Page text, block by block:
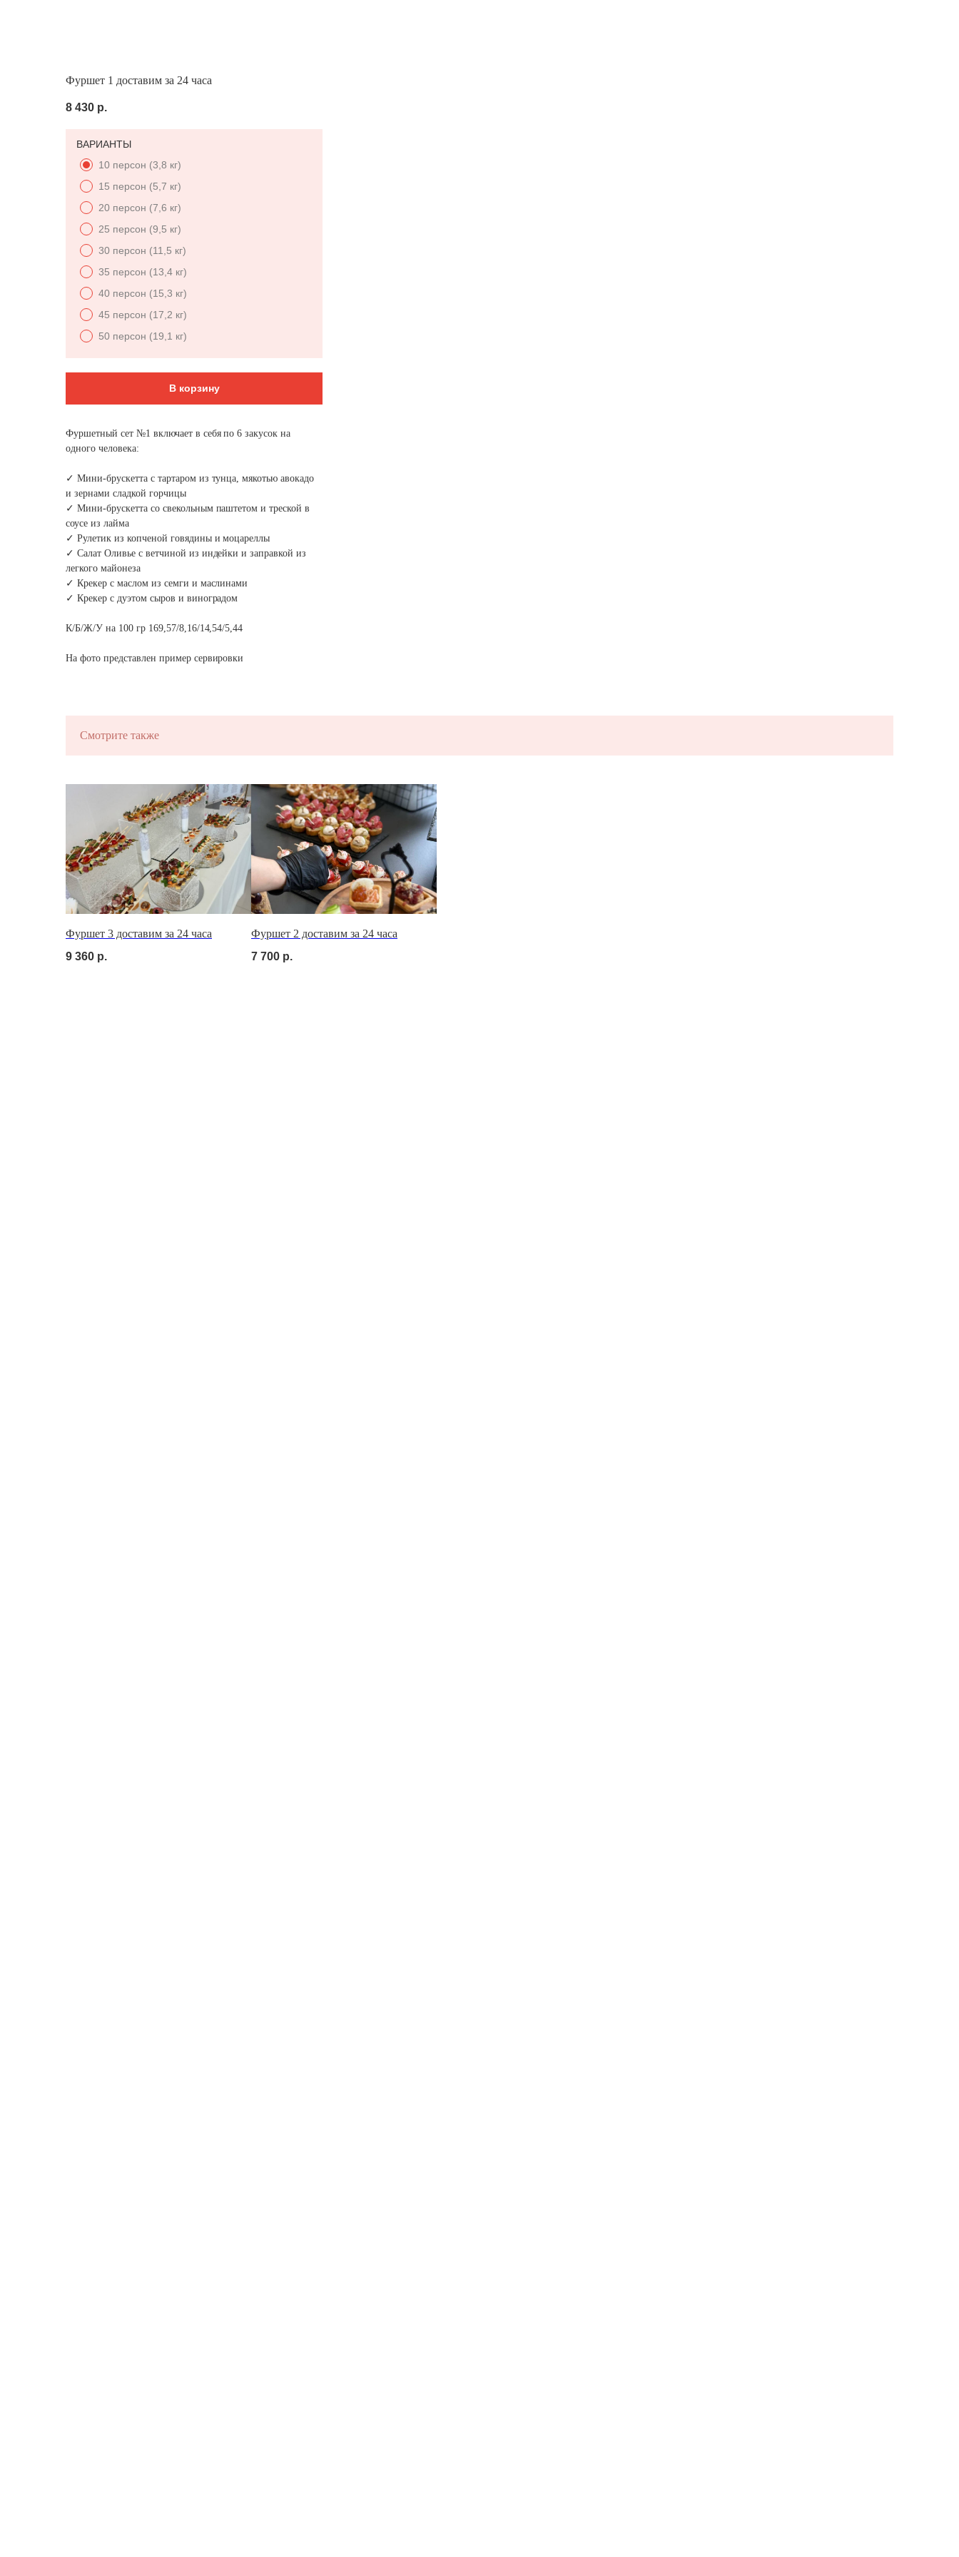
ЗАКУСКИ ДЛЯ
ФУРШЕТА
на ваше мероприятие за 2 часа
Фуршет 1 доставим за 24 часа
8 430 р.
ВАРИАНТЫ
10 персон (3,8 кг)
15 персон (5,7 кг)
20 персон (7,6 кг)
25 персон (9,5 кг)
30 персон (11,5 кг)
35 персон (13,4 кг)
40 персон (15,3 кг)
45 персон (17,2 кг)
50 персон (19,1 кг)
В корзину
Фуршетный сет №1 включает в себя по 6 закусок на
одного человека:
✓ Мини-брускетта с тартаром из тунца, мякотью авокадо
и зернами сладкой горчицы
✓ Мини-брускетта со свекольным паштетом и треской в
соусе из лайма
✓ Рулетик из копченой говядины и моцареллы
✓ Салат Оливье с ветчиной из индейки и заправкой из
легкого майонеза
✓ Крекер с маслом из семги и маслинами
✓ Крекер с дуэтом сыров и виноградом
К/Б/Ж/У на 100 гр 169,57/8,16/14,54/5,44
На фото представлен пример сервировки
Смотрите также
Фуршет 3 доставим за 24 часа
9 360 р.
Фуршет 2 доставим за 24 часа
7 700 р.